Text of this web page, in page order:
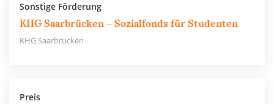
Sonstige Förderung
KHG Saarbrücken – Sozialfonds für Studenten
KHG Saarbrücken
Preis